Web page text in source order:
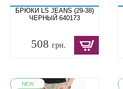
БРЮКИ LS JEANS (29-38)
ЧЕРНЫЙ 640173
508 грн.